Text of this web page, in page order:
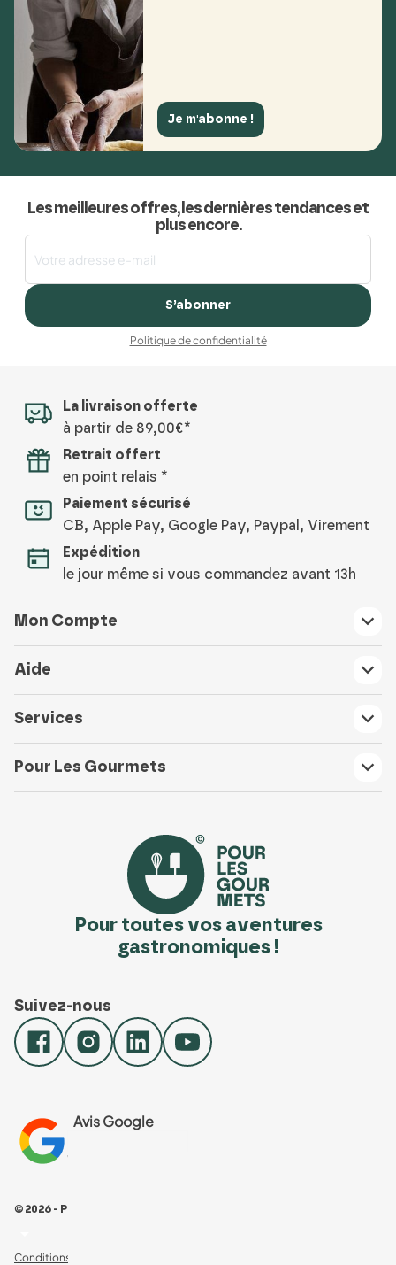
Je m'abonne !
Les meilleures offres, les dernières tendances et
plus encore.
S’abonner
Politique de confidentialité
La livraison offerte
à partir de 89,00€*
Retrait offert
en point relais *
Paiement sécurisé
CB, Apple Pay, Google Pay, Paypal, Virement
Expédition
le jour même si vous commandez avant 13h
Mon Compte
Aide
Services
Pour Les Gourmets
Pour toutes vos aventures
gastronomiques !
Suivez-nous
Avis Google
Voir les 461 avis
Conditions Générales de Ventes
© 2026 - Pour Les Gourmets